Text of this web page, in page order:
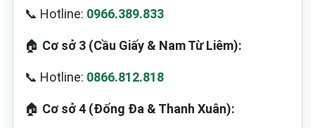
📞 Hotline: 0966.389.833
🏠 Cơ sở 3 (Cầu Giấy & Nam Từ Liêm):
📞 Hotline: 0866.812.818
🏠 Cơ sở 4 (Đống Đa & Thanh Xuân):